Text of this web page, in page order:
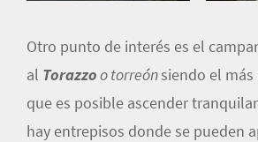
Otro punto de interés es el
al Torazzoo torreónsiendo el
que es posible ascender
hay entrepisos donde se pueden